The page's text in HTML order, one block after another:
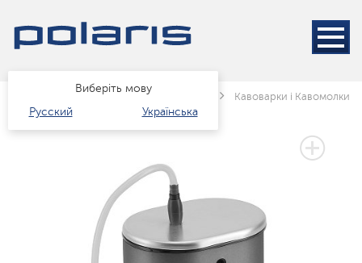
Виберіть мову
Русский
Українська
Каталог Техніка для кухні Кавоварки і Кавомолки